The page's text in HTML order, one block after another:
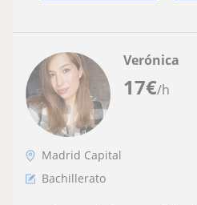
17€/h
Verónica
Madrid Capital
Bachillerato